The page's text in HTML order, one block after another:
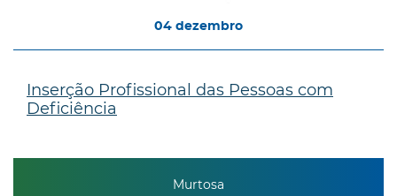
04 dezembro
Inserção Profissional das Pessoas com
Deficiência
Murtosa